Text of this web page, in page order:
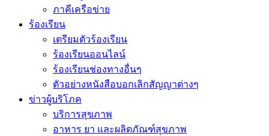
ภาคีเครือข่าย
ร้องเรียน
เตรียมตัวร้องเรียน
ร้องเรียนออนไลน์
ร้องเรียนช่องทางอื่นๆ
ตัวอย่างหนังสือบอกเลิกสัญญาต่างๆ
ข่าวผู้บริโภค
บริการสุขภาพ
อาหาร ยา และผลิตภัณฑ์สุขภาพ